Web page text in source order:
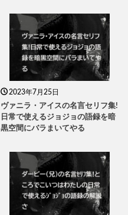
2023年7月25日
ヴァニラ・アイスの名言セリフ集!
日常で使えるジョジョの語録を暗
黒空間にバラまいてやる